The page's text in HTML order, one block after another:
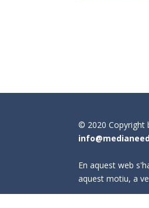
© 2020 Copyright
En aquest web
aquest motiu, a